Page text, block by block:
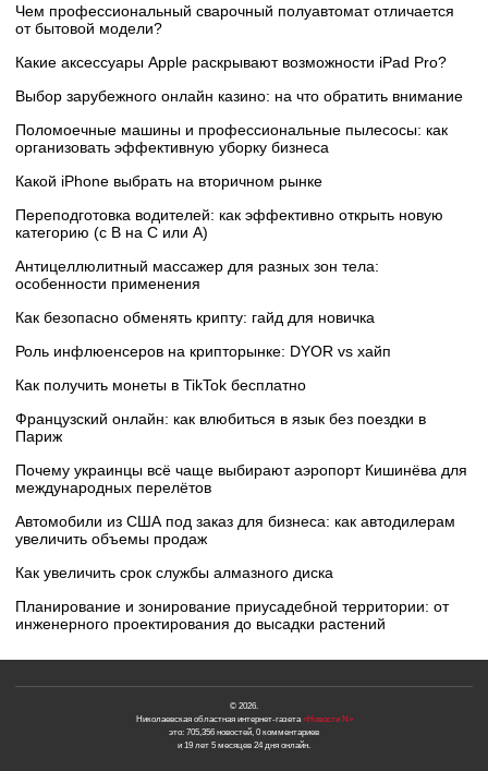
Чем профессиональный сварочный полуавтомат отличается
от бытовой модели?
Какие аксессуары Apple раскрывают возможности iPad Pro?
Выбор зарубежного онлайн казино: на что обратить внимание
Поломоечные машины и профессиональные пылесосы: как
организовать эффективную уборку бизнеса
Какой iPhone выбрать на вторичном рынке
Переподготовка водителей: как эффективно открыть новую
категорию (с B на C или А)
Антицеллюлитный массажер для разных зон тела:
особенности применения
Как безопасно обменять крипту: гайд для новичка
Роль инфлюенсеров на крипторынке: DYOR vs хайп
Как получить монеты в TikTok бесплатно
Французский онлайн: как влюбиться в язык без поездки в
Париж
Почему украинцы всё чаще выбирают аэропорт Кишинёва для
международных перелётов
Автомобили из США под заказ для бизнеса: как автодилерам
увеличить объемы продаж
Как увеличить срок службы алмазного диска
Планирование и зонирование приусадебной территории: от
инженерного проектирования до высадки растений
© 2026.
Николаевская областная интернет-газета «Новости N»
это: 705,356 новостей, 0 комментариев
и 19 лет 5 месяцев 24 дня онлайн.